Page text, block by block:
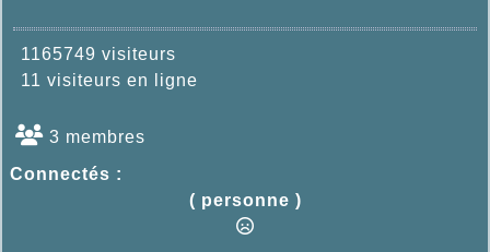
1165749 visiteurs
11 visiteurs en ligne
3 membres
Connectés :
( personne )